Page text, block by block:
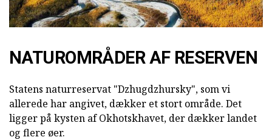
NATUROMRÅDER AF RESERVEN
Statens naturreservat "Dzhugdzhursky", som vi
allerede har angivet, dækker et stort område. Det
ligger på kysten af Okhotskhavet, der dækker landet
og flere øer.